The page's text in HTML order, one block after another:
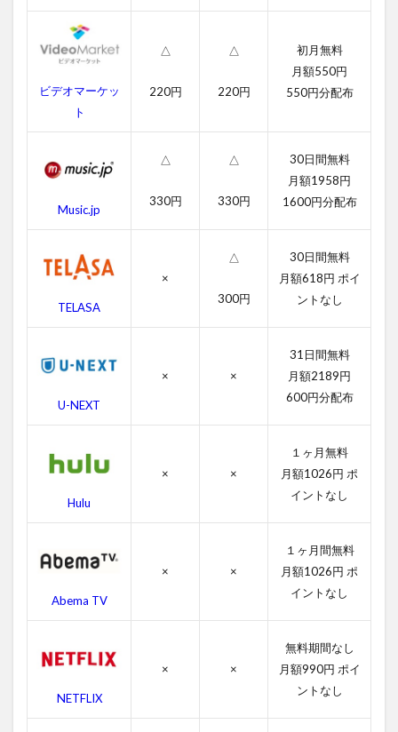
一
2.1
ーの
おい
ンの
動画
吹き
替え
ミ
ー
い
い
レ
ラ
の
ら
4
ビデオマーケッ
ト
△
220円
△
220円
初月無料
月額550円
550円分配布
Music.jp
△
330円
△
330円
30日間無料
月額1958円
1600円分配布
TELASA
×
△
300円
30日間無料
月額618円 ポイ
ントなし
U-NEXT
× ×
31日間無料
月額2189円
600円分配布
Hulu
× ×
１ヶ月無料
月額1026円 ポ
イントなし
Abema TV
× ×
１ヶ月間無料
月額1026円 ポ
イントなし
NETFLIX
× ×
無料期間なし
月額990円 ポイ
ントなし